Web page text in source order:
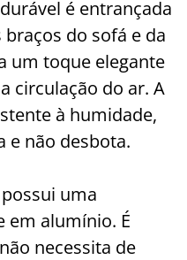
é entrançada
do sofá e da
um toque elegante
circulação do ar. A
à humidade,
e não desbota.
uma
em alumínio. É
necessita de